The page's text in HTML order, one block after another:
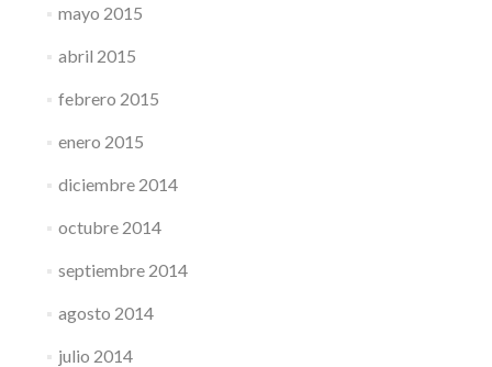
mayo 2015
abril 2015
febrero 2015
enero 2015
diciembre 2014
octubre 2014
septiembre 2014
agosto 2014
julio 2014